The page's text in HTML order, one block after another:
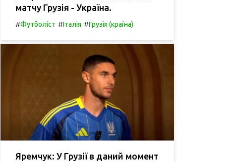
матчу Грузія - Україна.
#Футболіст #Італія #Грузія (країна)
Яремчук: У Грузії в даний момент